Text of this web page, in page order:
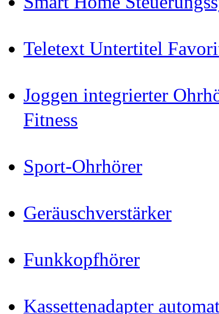
Teletext Untertitel
Joggen integrierter
Fitness
Sport-Ohrhörer
Geräuschverstärker
Funkkopfhörer
Kassettenadapter